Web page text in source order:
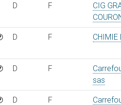
D F
CIG
D F CHIMIE
D F
sas
D F